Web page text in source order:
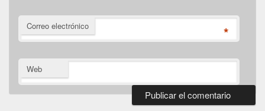
Correo electrónico *
Web